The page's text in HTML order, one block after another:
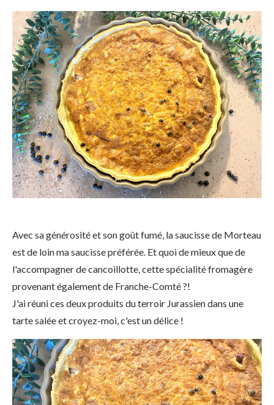
Avec sa générosité et son goût fumé, la saucisse de Morteau
est de loin ma saucisse préférée. Et quoi de mieux que de
l'accompagner de cancoillotte, cette spécialité fromagère
provenant également de Franche-Comté ?!
J'ai réuni ces deux produits du terroir Jurassien dans une
tarte salée et croyez-moi, c'est un délice !